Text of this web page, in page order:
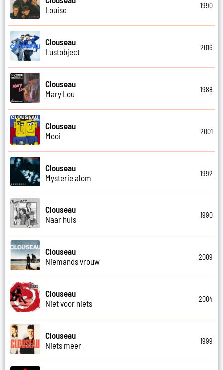
Louise
1990
Clouseau
Lustobject
2016
Clouseau
Mary Lou
1988
Clouseau
Mooi
2001
Clouseau
Mysterie alom
1992
Clouseau
Naar huis
1990
Clouseau
Niemands vrouw
2009
Clouseau
Niet voor niets
2004
Clouseau
Niets meer
1999